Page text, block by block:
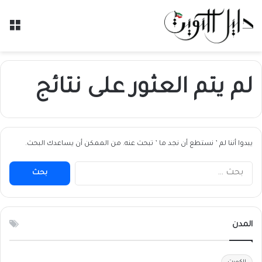
لم يتم العثور على نتائج
يبدوا أننا لم ’ نستطع أن نجد ما ’ تبحث عنه. من الممكن أن يساعدك البحث.
البحث
المدن